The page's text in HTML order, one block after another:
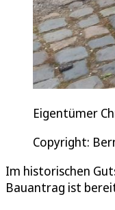
Eigentümer
Copyright:
Im historischen
Bauantrag ist